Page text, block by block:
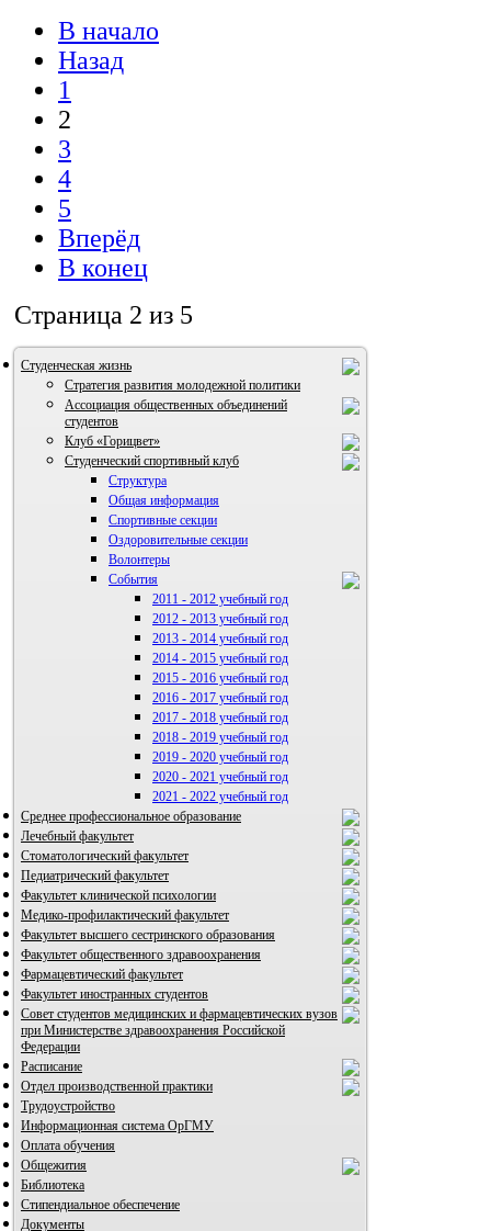
В начало
Назад
1
2
3
4
5
Вперёд
В конец
Страница 2 из 5
Студенческая жизнь
Стратегия развития молодежной политики
Ассоциация общественных объединений
студентов
ВИА "Полигон"
Клуб «Горицвет»
Студенческий спортивный клуб
Структура
Общая информация
Спортивные секции
Оздоровительные секции
Волонтеры
События
2011 - 2012 учебный год
2012 - 2013 учебный год
2013 - 2014 учебный год
2014 - 2015 учебный год
2015 - 2016 учебный год
2016 - 2017 учебный год
2017 - 2018 учебный год
2018 - 2019 учебный год
2019 - 2020 учебный год
2020 - 2021 учебный год
2021 - 2022 учебный год
Среднее профессиональное образование
Лечебный факультет
Стоматологический факультет
Педиатрический факультет
Факультет клинической психологии
Медико-профилактический факультет
Факультет высшего сестринского образования
Факультет общественного здравоохранения
Фармацевтический факультет
Факультет иностранных студентов
Совет студентов медицинских и фармацевтических вузов
при Министерстве здравоохранения Российской
Федерации
Расписание
Отдел производственной практики
Трудоустройство
Информационная система ОрГМУ
Оплата обучения
Общежития
Библиотека
Стипендиальное обеспечение
Документы